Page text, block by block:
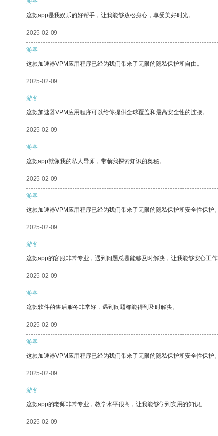
这款app是我娱乐的好帮手，让我能够放松身心，享受美好时光。
2025-02-09
游客
这款加速器VPM应用程序已经为我们带来了无限的隐私保护和自由。
2025-02-09
游客
这款加速器VPM应用程序可以给你提供全球覆盖和最高安全性的连接。
2025-02-09
游客
这款app就像我的私人导师，带领我探索知识的奥秘。
2025-02-09
游客
这款加速器VPM应用程序已经为我们带来了无限的隐私保护和安全性保护
2025-02-09
游客
这款app的客服非常专业，遇到问题总是能够及时解决，让我能够安心工
2025-02-09
游客
这款软件的售后服务非常好，遇到问题都能得到及时解决。
2025-02-09
游客
这款加速器VPM应用程序已经为我们带来了无限的隐私保护和安全性保护
2025-02-09
游客
这款app的老师非常专业，教学水平很高，让我能够学到实用的知识。
2025-02-09